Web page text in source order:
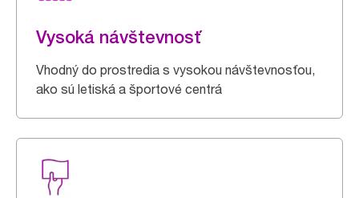
Vysoká návštevnosť
Vhodný do prostredia s vysokou návštevnosťou,
ako sú letiská a športové centrá